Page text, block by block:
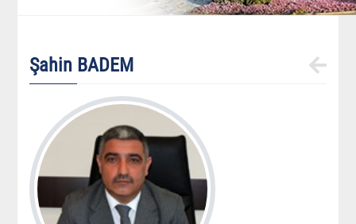
Şahin BADEM